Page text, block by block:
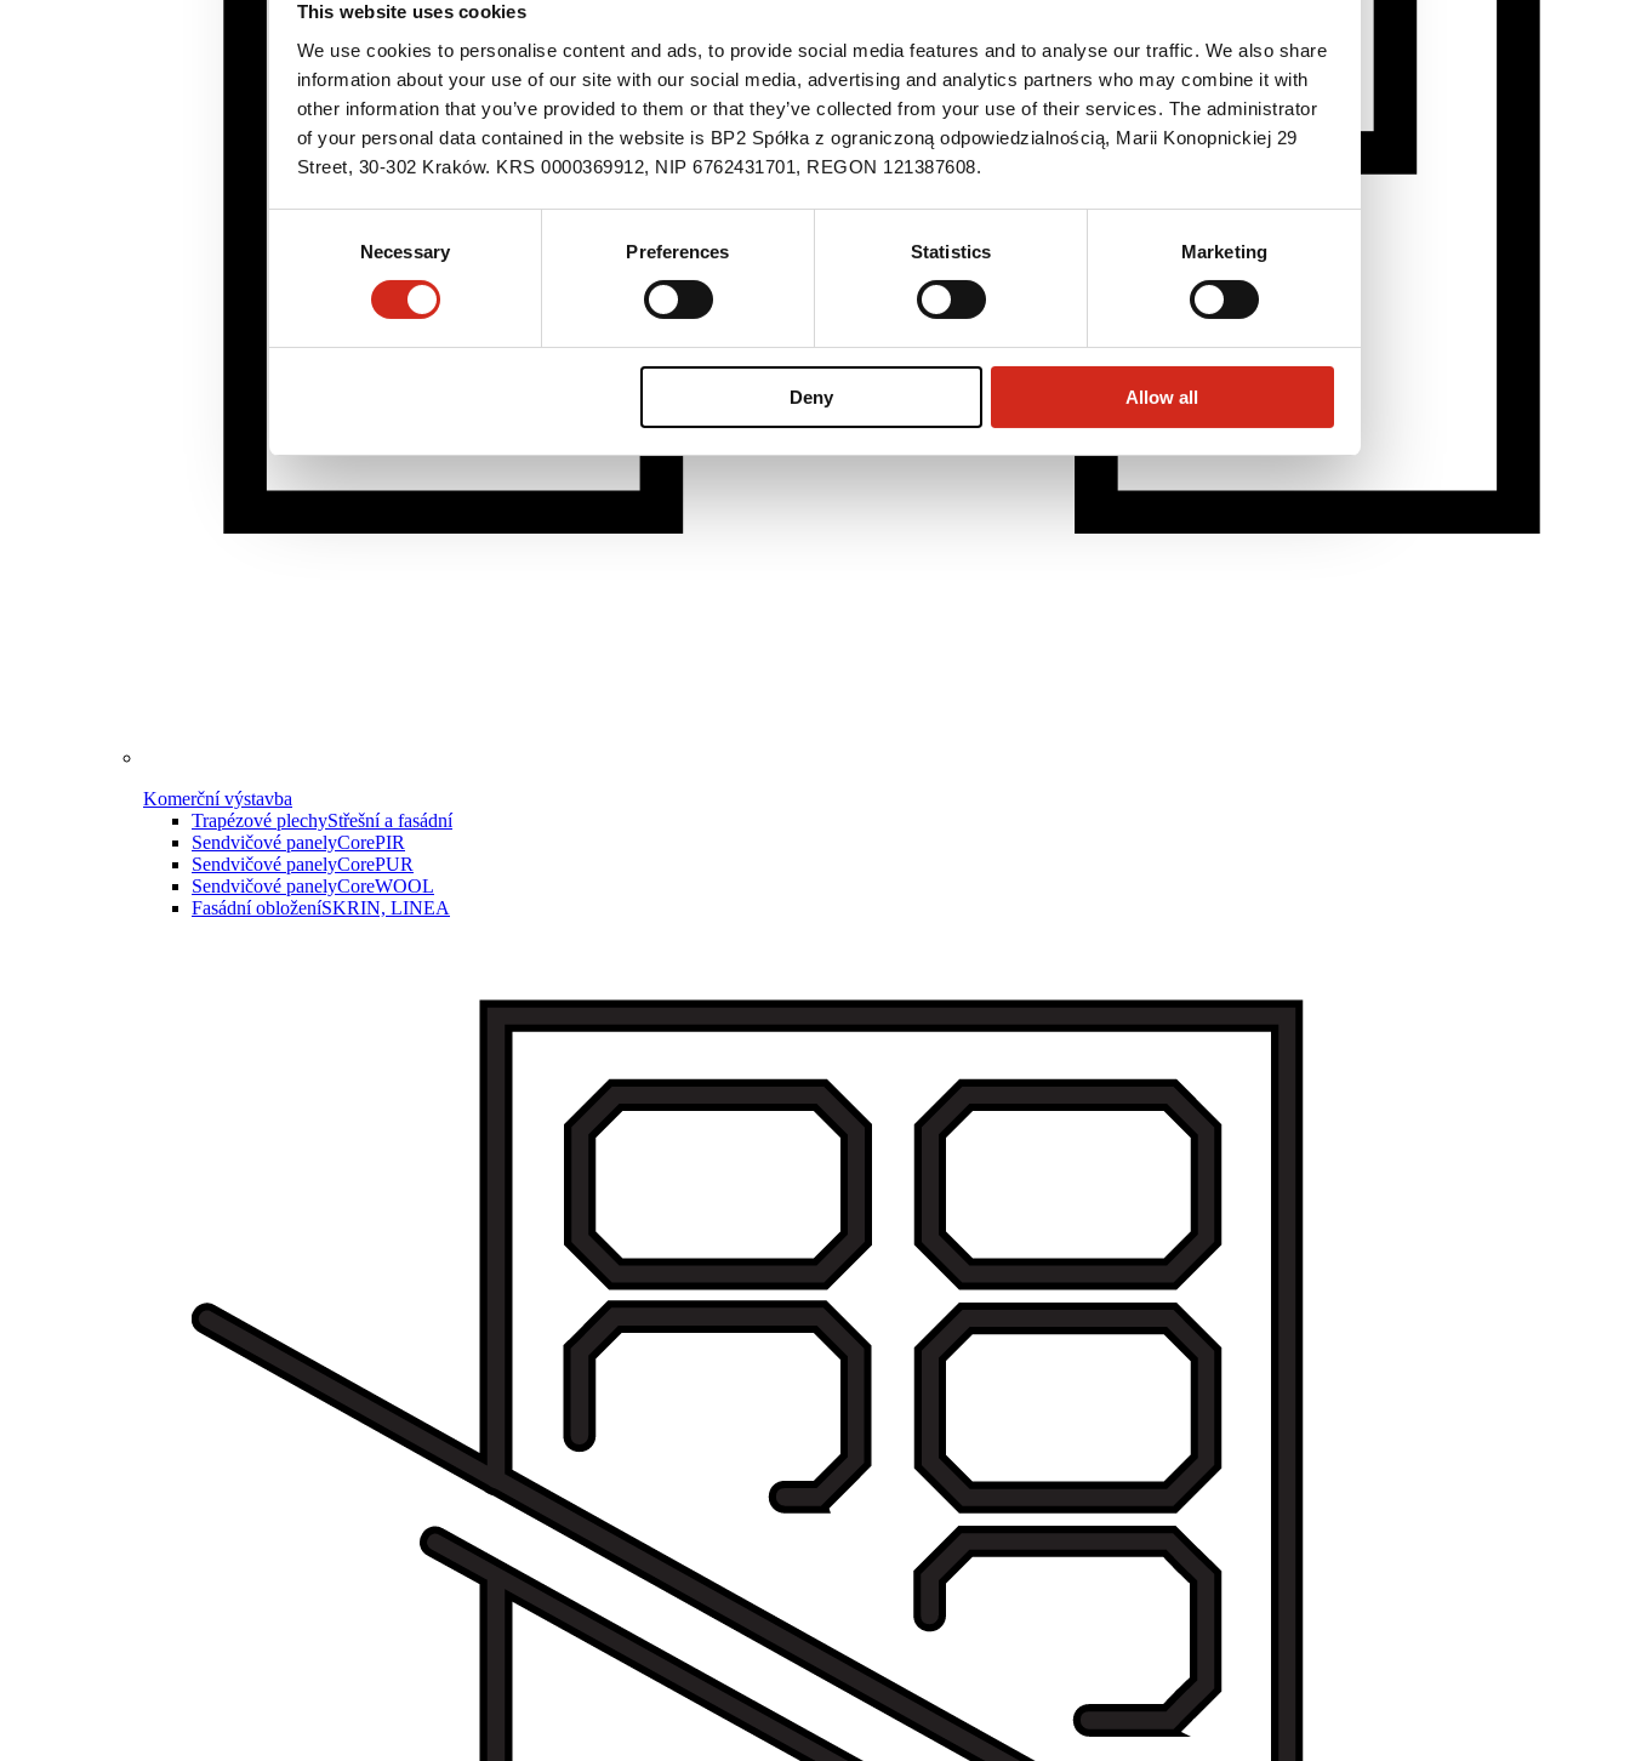
This website uses cookies
We use cookies to personalise content and ads, to provide social media features and to analyse our traffic. We also share
information about your use of our site with our social media, advertising and analytics partners who may combine it with
other information that you’ve provided to them or that they’ve collected from your use of their services. The administrator
of your personal data contained in the website is BP2 Spółka z ograniczoną odpowiedzialnością, Marii Konopnickiej 29
Street, 30-302 Kraków. KRS 0000369912, NIP 6762431701, REGON 121387608.
Necessary Preferences Statistics Marketing
Deny Allow all
Komerční výstavba
Trapézové plechyStřešní a fasádní
Sendvičové panelyCorePIR
Sendvičové panelyCorePUR
Sendvičové panelyCoreWOOL
Fasádní obloženíSKRIN, LINEA